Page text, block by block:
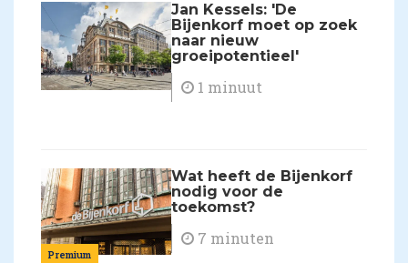
Jan Kessels: 'De
Bijenkorf moet op zoek
naar nieuw
groeipotentieel'
1 minuut
Premium
Wat heeft de Bijenkorf
nodig voor de
toekomst?
7 minuten